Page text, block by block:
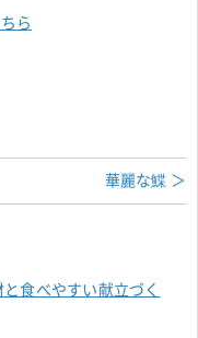
ら
華麗な鰈 ＞
食べやすい献立づく